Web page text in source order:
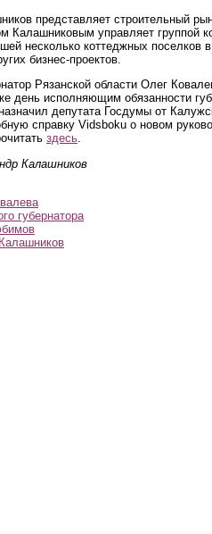
представляет строительный
Калашниковым управляет группой
несколько коттеджных поселков
бизнес-проектов.
Рязанской области Олег
день исполняющим обязанности
депутата Госдумы от
справку Vidsboku о новом
здесь.
Калашников
губернатора